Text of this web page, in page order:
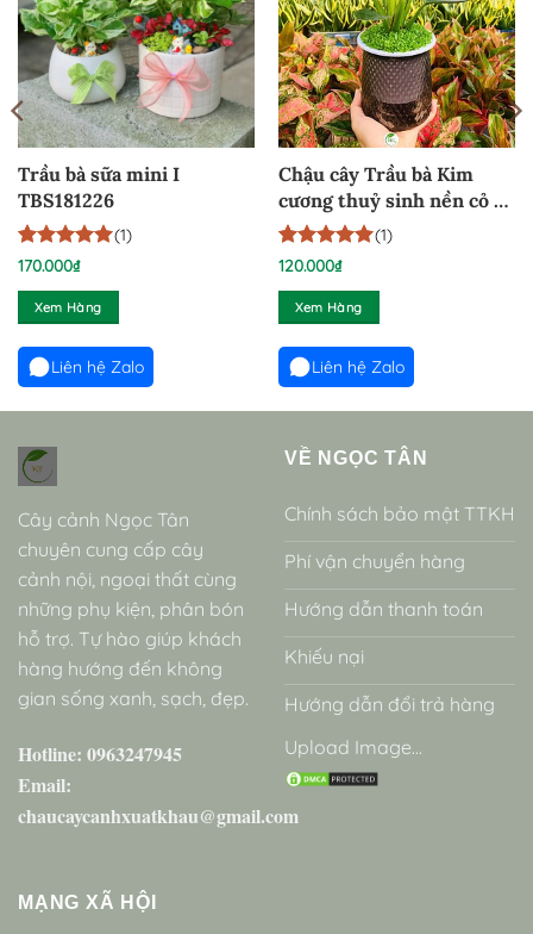
Trầu bà sữa mini I
TBS181226
5trên 5
1
đánh giá
(1)
170.000₫
Xem Hàng
Liên hệ Zalo
Chậu cây Trầu bà Kim
cương thuỷ sinh nền cỏ –
TKCCTS240824
5trên 5
1
đánh giá
(1)
120.000₫
Xem Hàng
Liên hệ Zalo
Cây cảnh Ngọc Tân
chuyên cung cấp cây
cảnh nội, ngoại thất cùng
những phụ kiện, phân bón
hỗ trợ. Tự hào giúp khách
hàng hướng đến không
gian sống xanh, sạch, đẹp.
Hotline: 0963247945
Email:
chaucaycanhxuatkhau@gmail.com
VỀ NGỌC TÂN
Chính sách bảo mật TTKH
Phí vận chuyển hàng
Hướng dẫn thanh toán
Khiếu nại
Hướng dẫn đổi trả hàng
Upload Image...
MẠNG XÃ HỘI